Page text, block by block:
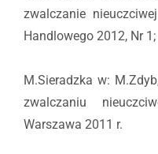
zwalczanie
Handlowego 2012, Nr 1;
M.Sieradzka w:
zwalczaniu
Warszawa 2011 r.